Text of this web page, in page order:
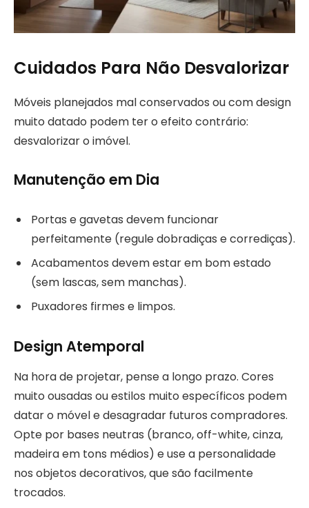
Cuidados Para Não Desvalorizar
Móveis planejados mal conservados ou com design
muito datado podem ter o efeito contrário:
desvalorizar o imóvel.
Manutenção em Dia
Portas e gavetas devem funcionar
perfeitamente (regule dobradiças e corrediças).
Acabamentos devem estar em bom estado
(sem lascas, sem manchas).
Puxadores firmes e limpos.
Design Atemporal
Na hora de projetar, pense a longo prazo. Cores
muito ousadas ou estilos muito específicos podem
datar o móvel e desagradar futuros compradores.
Opte por bases neutras (branco, off-white, cinza,
madeira em tons médios) e use a personalidade
nos objetos decorativos, que são facilmente
trocados.